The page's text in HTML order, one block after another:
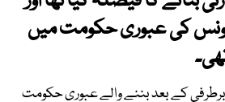
کی عبوری حکومت میں
کے بعد بننے والے عبوری حکومت